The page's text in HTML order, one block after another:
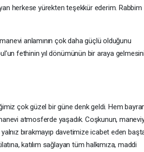
herkese yürekten teşekkür ederim. Rabbim
anlamının çok daha güçlü olduğunu
fethinin yıl dönümünün bir araya
çok güzel bir güne denk geldi. Hem
atmosferde yaşadık. Coşkunun,
bırakmayıp davetimize icabet eden
katılım sağlayan tüm halkımıza, maddi